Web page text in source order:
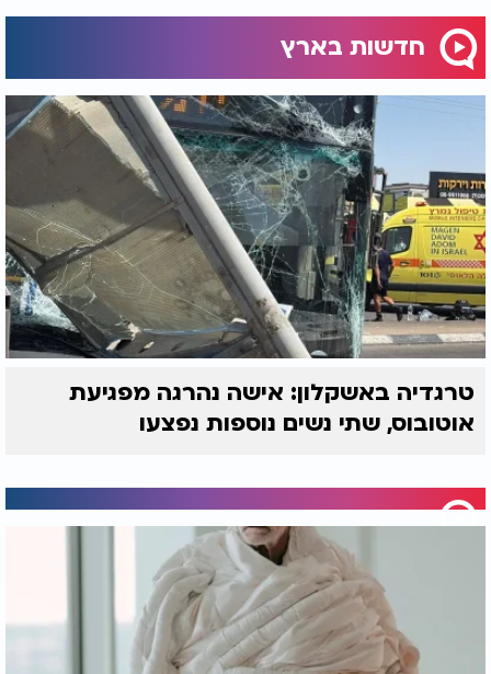
חדשות בארץ
טרגדיה באשקלון: אישה נהרגה מפגיעת
אוטובוס, שתי נשים נוספות נפצעו